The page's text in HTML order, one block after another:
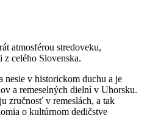
atmosférou stredoveku,
celého Slovenska.
nesie v historickom duchu a je
a remeselných dielní v Uhorsku.
zručnosť v remeslách, a tak
o kultúrnom dedičstve